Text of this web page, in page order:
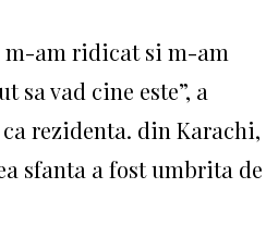
m-am ridicat si m-am
vad cine este”, a
rezidenta. din Karachi,
sfanta a fost umbrita de